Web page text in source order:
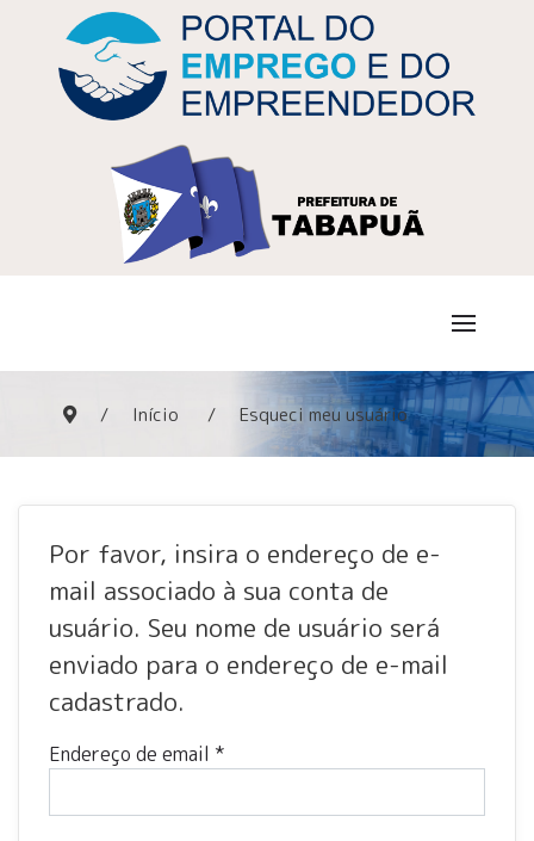
Início Esqueci meu usuário
Por favor, insira o endereço de e-
mail associado à sua conta de
usuário. Seu nome de usuário será
enviado para o endereço de e-mail
cadastrado.
Endereço de email *